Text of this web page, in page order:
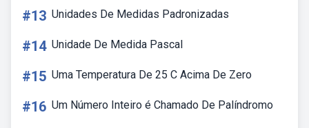
#13 Unidades De Medidas Padronizadas
#14 Unidade De Medida Pascal
#15 Uma Temperatura De 25 C Acima De Zero
#16 Um Número Inteiro é Chamado De Palíndromo